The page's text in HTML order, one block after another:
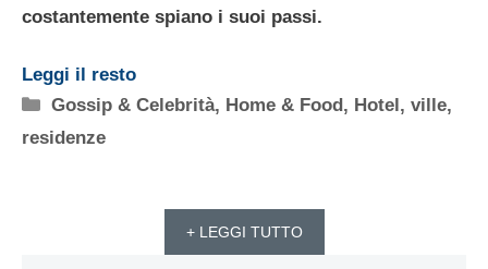
costantemente spiano i suoi passi.
Leggi il resto
Categorie
Gossip & Celebrità, Home & Food, Hotel, ville,
residenze
+ LEGGI TUTTO